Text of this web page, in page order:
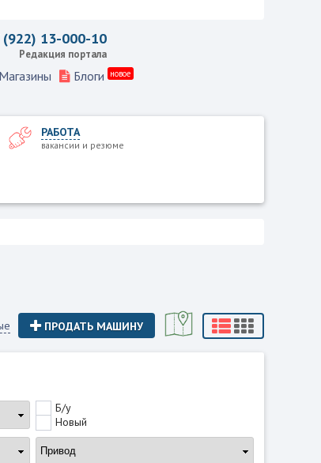
(922) 13-000-10
Редакция портала
Магазины Блоги новое
РАБОТА
вакансии и резюме
ПРОДАТЬ МАШИНУ
Б/у
Новый